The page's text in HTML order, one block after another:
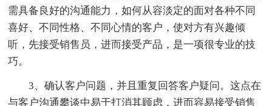
需具备良好的沟通能力，如何从容淡定的面对各种不同
喜好、不同性格、不同心情的客户，使对方有兴趣倾
听，先接受销售员，进而接受产品，是一项很专业的技
巧。
3、确认客户问题，并且重复回答客户疑问。这点在
与客户沟通攀谈中易于打消其顾虑，进而容易接受销售